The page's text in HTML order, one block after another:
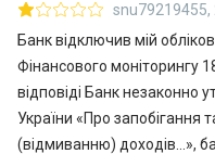
snu79219455,
Банк відключив мій
Фінансового моніторингу
відповіді Банк незаконно
України «Про запобігання
(відмиванню) доходів…»,